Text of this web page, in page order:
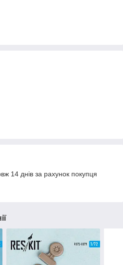
14 днів за рахунок покупця